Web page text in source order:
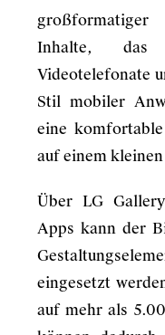
Inhalte,
Videotelefonate
Stil mobiler
eine
auf einem
Über LG
Apps kann der
eingesetzt
auf mehr als